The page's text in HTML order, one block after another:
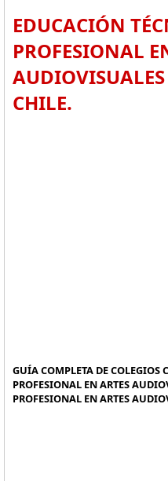
EDUCACIÓN
PROFESIONAL
CHILE.
GUÍA COMPLETA DE COLEGIOS
PROFESIONAL EN ARTES
PROFESIONAL EN ARTES